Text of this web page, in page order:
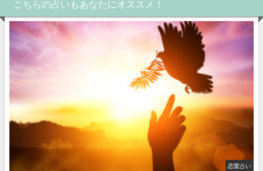
こちらの占いもあなたにオススメ！
恋愛占い